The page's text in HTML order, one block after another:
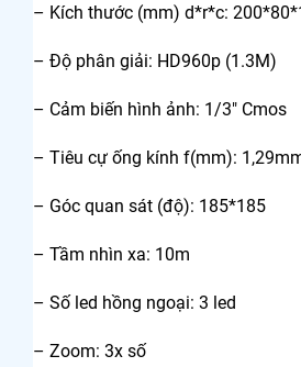
– Kích thước (mm) d*r*c:
– Độ phân giải: HD960p (1.3M)
– Cảm biến hình ảnh: 1/3″ Cmos
– Tiêu cự ống kính f(mm):
– Góc quan sát (độ): 185*185
– Tầm nhìn xa: 10m
– Số led hồng ngoại: 3 led
– Zoom: 3x số